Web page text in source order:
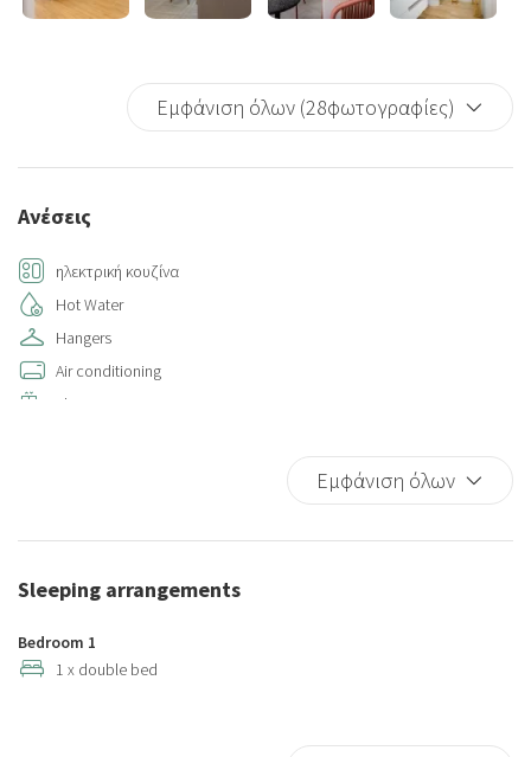
Εμφάνιση όλων (28φωτογραφίες)
Ανέσεις
ηλεκτρική κουζίνα
Hot Water
Hangers
Air conditioning
Elevator
Kitchen Oven
Refrigerator
Wi-Fi
Dishwasher
Εμφάνιση όλων
Sleeping arrangements
Bedroom 1
1 x double bed